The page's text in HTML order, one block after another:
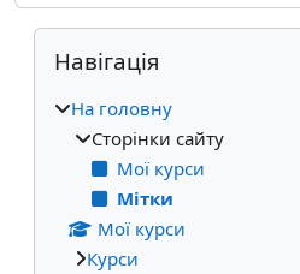
Блоки
Пропустити Навігація
Навігація
На головну
Сторінки сайту
Мої курси
Мітки
Мої курси
Курси